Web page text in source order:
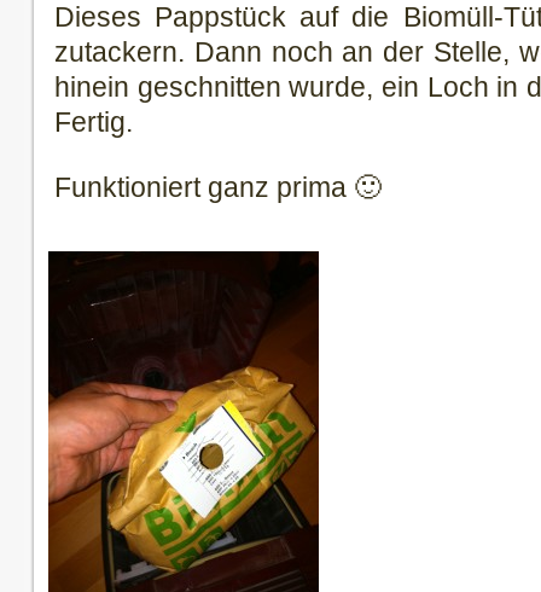
Dieses Pappstück auf die Biomüll-
zutackern. Dann noch an der Stelle,
hinein geschnitten wurde, ein Loch in
Fertig.
Funktioniert ganz prima 🙂